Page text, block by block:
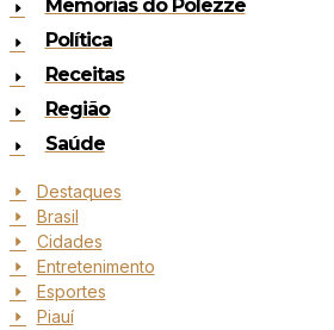
Memórias do Polezze
Política
Receitas
Região
Saúde
Destaques
Brasil
Cidades
Entretenimento
Esportes
Piauí